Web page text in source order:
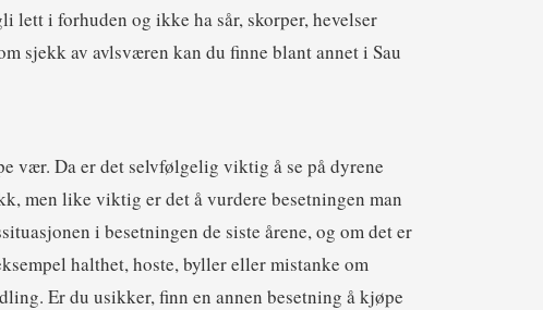
lett i forhuden og ikke ha sår, skorper, hevelser
sjekk av avlsværen kan du finne blant annet i Sau
vær. Da er det selvfølgelig viktig å se på dyrene
men like viktig er det å vurdere besetningen man
i besetningen de siste årene, og om det er
halthet, hoste, byller eller mistanke om
Er du usikker, finn en annen besetning å kjøpe